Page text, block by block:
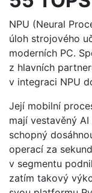
NPU (Neural
úloh strojového
moderních PC.
z hlavních
v integraci NPU
Její mobilní
mají vestavěný
schopný
operací za
v segmentu
zatím takový